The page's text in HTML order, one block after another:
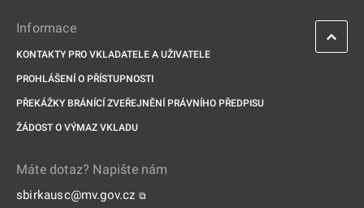
Informace
KONTAKTY PRO VKLADATELE A UŽIVATELE
PROHLÁŠENÍ O PŘÍSTUPNOSTI
PŘEKÁŽKY BRÁNÍCÍ ZVEŘEJNĚNÍ PRÁVNÍHO PŘEDPISU
ŽÁDOST O VÝMAZ VKLADU
Máte dotaz? Napište nám
sbirkausc@mv.gov.cz ⧉